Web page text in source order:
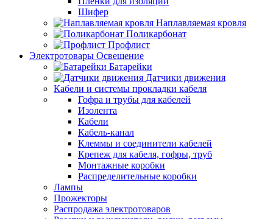
Шифер
Наплавляемая кровля
Поликарбонат
Профлист
Электротовары Освещение
Батарейки
Датчики движения
Кабели и системы прокладки кабеля
Гофра и трубы для кабелей
Изолента
Кабели
Кабель-канал
Клеммы и соединители кабелей
Крепеж для кабеля, гофры, труб
Монтажные коробки
Распределительные коробки
Лампы
Прожекторы
Распродажа электротоваров